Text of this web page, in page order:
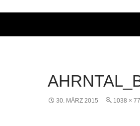
30. MÄRZ 2015 1038 ×